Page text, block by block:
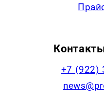
+7 (922)